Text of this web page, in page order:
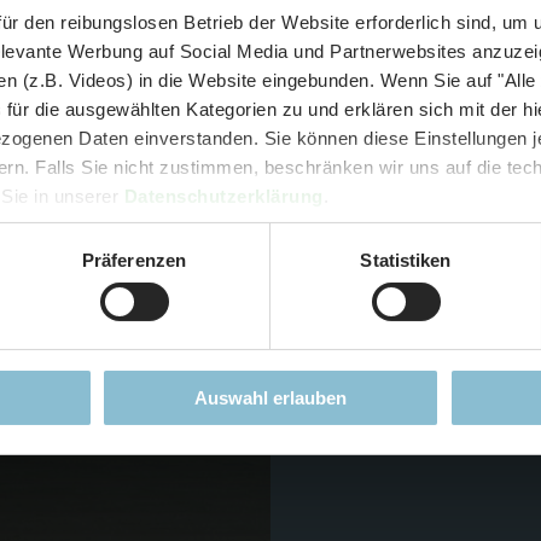
den reibungslosen Betrieb der Website erforderlich sind, um
Werbung auf Social Media und Partnerwebsites
(z.B. Videos) in die Website eingebunden. Wenn Sie auf
die ausgewählten Kategorien zu und erklären sich mit der
Daten einverstanden. Sie können diese Einstellungen
Falls Sie nicht zustimmen, beschränken wir uns auf die
in unserer Datenschutzerklärung
Präferenzen Statistiken
Auswahl erlauben
Zusätzlich haben wir
einige Scherenschnitte
hier noch nicht um das
Techniker ebenfalls
wir mal, wie das Ganze
und September - ohne Wartezeit
- Abendliche Hafenrundfahrt/Lichterfahrt 🛥️
- anschließender Wunderland-BesuchOHNEWartezeit 🚂
- Audiopräsentation: "Die Geschichte des Wunderlandes"
und Pommes mit Getränk zum Sonderpreis von 9,00 €
nur 34,90 € (statt ca. 47,- € einzeln -